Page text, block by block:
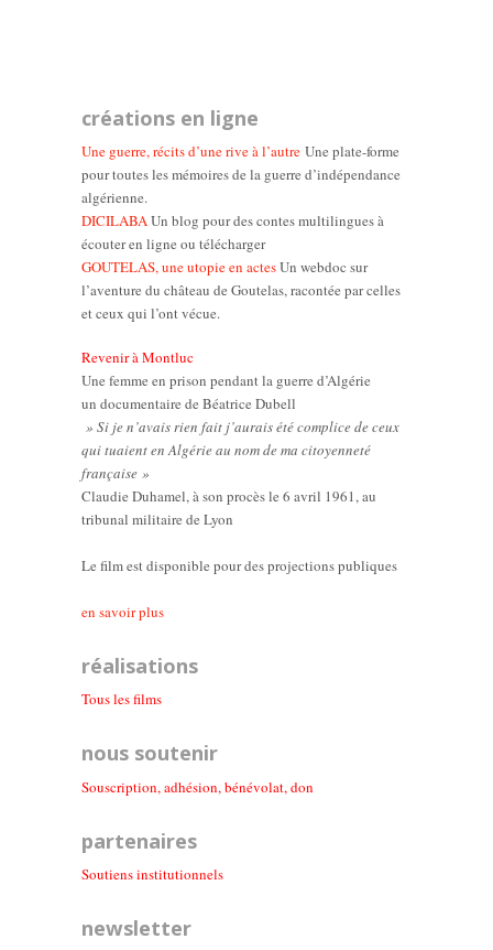
créations en ligne
Une guerre, récits d’une rive à l’autre Une plate-forme
pour toutes les mémoires de la guerre d’indépendance
algérienne.
DICILABAUn blog pour des contes multilingues à
écouter en ligne ou télécharger
GOUTELAS, une utopie en actesUn webdoc sur
l’aventure du château de Goutelas, racontée par celles
et ceux qui l’ont vécue.
Revenir à Montluc
Une femme en prison pendant la guerre d’Algérie
un documentaire de Béatrice Dubell
» Si je n’avais rien fait j’aurais été complice de ceux
qui tuaient en Algérie au nom de ma citoyenneté
française »
Claudie Duhamel, à son procès le 6 avril 1961, au
tribunal militaire de Lyon
Le film est disponible pour des projections publiques
en savoir plus
réalisations
Tous les films
nous soutenir
Souscription, adhésion, bénévolat, don
partenaires
Soutiens institutionnels
newsletter